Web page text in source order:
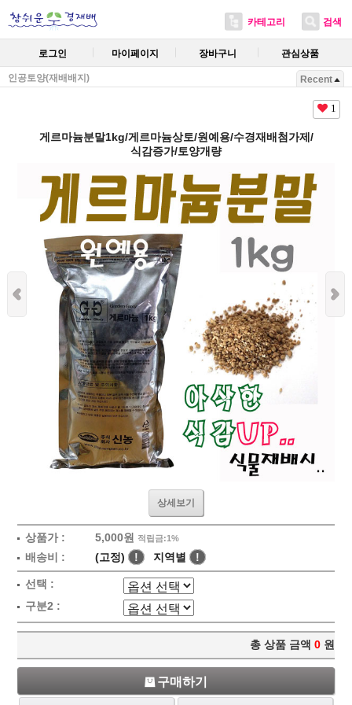
카테고리 검색
로그인 마이페이지 장바구니 관심상품
인공토양(재배배지) Recent
1
게르마늄분말1kg/게르마늄상토/원예용/수경재배첨가제/
식감증가/토양개량
상세보기
상품가 : 5,000원 적립금:1%
배송비 : (고정) ! 지역별 !
선택 :
구분2 :
총 상품 금액 0 원
구매하기